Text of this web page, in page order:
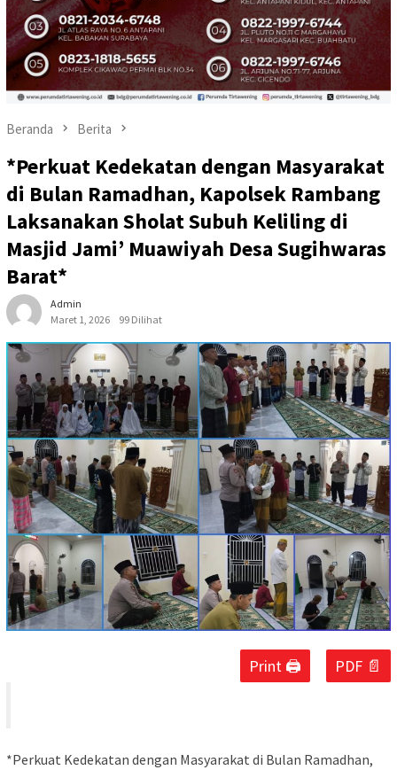
Beranda Berita
*Perkuat Kedekatan dengan Masyarakat
di Bulan Ramadhan, Kapolsek Rambang
Laksanakan Sholat Subuh Keliling di
Masjid Jami’ Muawiyah Desa Sugihwaras
Barat*
Admin
Maret 1, 2026
99 Dilihat
Print 🖨 PDF 📄
*Perkuat Kedekatan dengan Masyarakat di Bulan Ramadhan,